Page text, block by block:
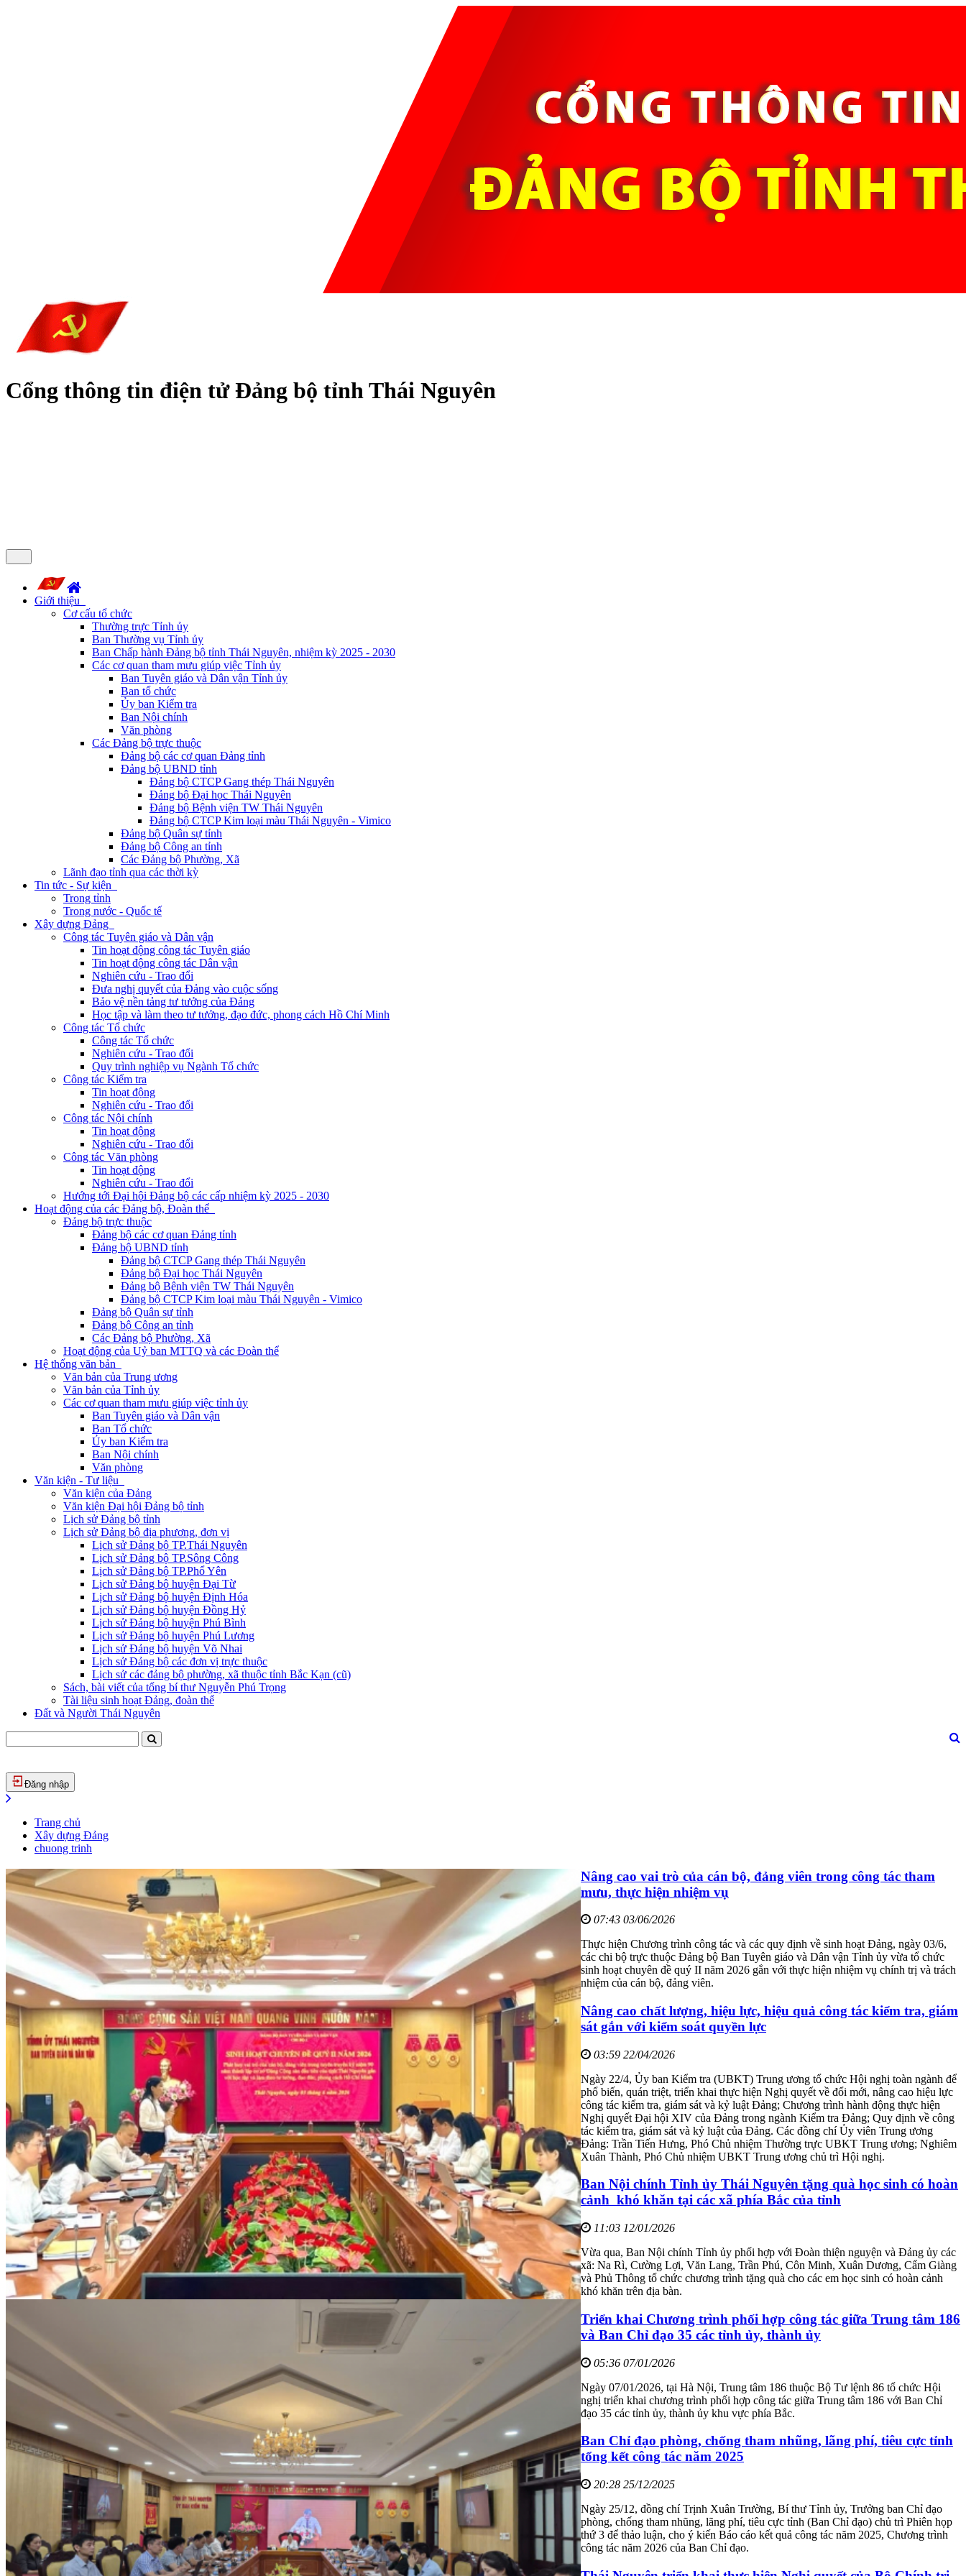
Cổng thông tin điện tử Đảng bộ tỉnh Thái Nguyên
Giới thiệu
Cơ cấu tổ chức
Thường trực Tỉnh ủy
Ban Thường vụ Tỉnh ủy
Ban Chấp hành Đảng bộ tỉnh Thái Nguyên, nhiệm kỳ 2025 - 2030
Các cơ quan tham mưu giúp việc Tỉnh ủy
Ban Tuyên giáo và Dân vận Tỉnh ủy
Ban tổ chức
Ủy ban Kiểm tra
Ban Nội chính
Văn phòng
Các Đảng bộ trực thuộc
Đảng bộ các cơ quan Đảng tỉnh
Đảng bộ UBND tỉnh
Đảng bộ CTCP Gang thép Thái Nguyên
Đảng bộ Đại học Thái Nguyên
Đảng bộ Bệnh viện TW Thái Nguyên
Đảng bộ CTCP Kim loại màu Thái Nguyên - Vimico
Đảng bộ Quân sự tỉnh
Đảng bộ Công an tỉnh
Các Đảng bộ Phường, Xã
Lãnh đạo tỉnh qua các thời kỳ
Tin tức - Sự kiện
Trong tỉnh
Trong nước - Quốc tế
Xây dựng Đảng
Công tác Tuyên giáo và Dân vận
Tin hoạt động công tác Tuyên giáo
Tin hoạt động công tác Dân vận
Nghiên cứu - Trao đổi
Đưa nghị quyết của Đảng vào cuộc sống
Bảo vệ nền tảng tư tưởng của Đảng
Học tập và làm theo tư tưởng, đạo đức, phong cách Hồ Chí Minh
Công tác Tổ chức
Công tác Tổ chức
Nghiên cứu - Trao đổi
Quy trình nghiệp vụ Ngành Tổ chức
Công tác Kiểm tra
Tin hoạt động
Nghiên cứu - Trao đổi
Công tác Nội chính
Tin hoạt động
Nghiên cứu - Trao đổi
Công tác Văn phòng
Tin hoạt động
Nghiên cứu - Trao đổi
Hướng tới Đại hội Đảng bộ các cấp nhiệm kỳ 2025 - 2030
Hoạt động của các Đảng bộ, Đoàn thể
Đảng bộ trực thuộc
Đảng bộ các cơ quan Đảng tỉnh
Đảng bộ UBND tỉnh
Đảng bộ CTCP Gang thép Thái Nguyên
Đảng bộ Đại học Thái Nguyên
Đảng bộ Bệnh viện TW Thái Nguyên
Đảng bộ CTCP Kim loại màu Thái Nguyên - Vimico
Đảng bộ Quân sự tỉnh
Đảng bộ Công an tỉnh
Các Đảng bộ Phường, Xã
Hoạt động của Uỷ ban MTTQ và các Đoàn thể
Hệ thống văn bản
Văn bản của Trung ương
Văn bản của Tỉnh ủy
Các cơ quan tham mưu giúp việc tỉnh ủy
Ban Tuyên giáo và Dân vận
Ban Tổ chức
Ủy ban Kiểm tra
Ban Nội chính
Văn phòng
Văn kiện - Tư liệu
Văn kiện của Đảng
Văn kiện Đại hội Đảng bộ tỉnh
Lịch sử Đảng bộ tỉnh
Lịch sử Đảng bộ địa phương, đơn vị
Lịch sử Đảng bộ TP.Thái Nguyên
Lịch sử Đảng bộ TP.Sông Công
Lịch sử Đảng bộ TP.Phổ Yên
Lịch sử Đảng bộ huyện Đại Từ
Lịch sử Đảng bộ huyện Định Hóa
Lịch sử Đảng bộ huyện Đồng Hỷ
Lịch sử Đảng bộ huyện Phú Bình
Lịch sử Đảng bộ huyện Phú Lương
Lịch sử Đảng bộ huyện Võ Nhai
Lịch sử Đảng bộ các đơn vị trực thuộc
Lịch sử các đảng bộ phường, xã thuộc tỉnh Bắc Kạn (cũ)
Sách, bài viết của tổng bí thư Nguyễn Phú Trọng
Tài liệu sinh hoạt Đảng, đoàn thể
Đất và Người Thái Nguyên
Đăng nhập
Trang chủ
Xây dựng Đảng
chuong trinh
Nâng cao vai trò của cán bộ, đảng viên trong công tác tham
mưu, thực hiện nhiệm vụ
07:43 03/06/2026
Thực hiện Chương trình công tác và các quy định về sinh hoạt Đảng, ngày 03/6,
các chi bộ trực thuộc Đảng bộ Ban Tuyên giáo và Dân vận Tỉnh ủy vừa tổ chức
sinh hoạt chuyên đề quý II năm 2026 gắn với thực hiện nhiệm vụ chính trị và trách
nhiệm của cán bộ, đảng viên.
Nâng cao chất lượng, hiệu lực, hiệu quả công tác kiểm tra, giám
sát gắn với kiểm soát quyền lực
03:59 22/04/2026
Ngày 22/4, Ủy ban Kiểm tra (UBKT) Trung ương tổ chức Hội nghị toàn ngành để
phổ biến, quán triệt, triển khai thực hiện Nghị quyết về đổi mới, nâng cao hiệu lực
công tác kiểm tra, giám sát và kỷ luật Đảng; Chương trình hành động thực hiện
Nghị quyết Đại hội XIV của Đảng trong ngành Kiểm tra Đảng; Quy định về công
tác kiểm tra, giám sát và kỷ luật của Đảng. Các đồng chí Ủy viên Trung ương
Đảng: Trần Tiến Hưng, Phó Chủ nhiệm Thường trực UBKT Trung ương; Nghiêm
Xuân Thành, Phó Chủ nhiệm UBKT Trung ương chủ trì Hội nghị.
Ban Nội chính Tỉnh ủy Thái Nguyên tặng quà học sinh có hoàn
cảnh khó khăn tại các xã phía Bắc của tỉnh
11:03 12/01/2026
Vừa qua, Ban Nội chính Tỉnh ủy phối hợp với Đoàn thiện nguyện và Đảng ủy các
xã: Na Rì, Cường Lợi, Văn Lang, Trần Phú, Côn Minh, Xuân Dương, Cẩm Giàng
và Phủ Thông tổ chức chương trình tặng quà cho các em học sinh có hoàn cảnh
khó khăn trên địa bàn.
Triển khai Chương trình phối hợp công tác giữa Trung tâm 186
và Ban Chỉ đạo 35 các tỉnh ủy, thành ủy
05:36 07/01/2026
Ngày 07/01/2026, tại Hà Nội, Trung tâm 186 thuộc Bộ Tư lệnh 86 tổ chức Hội
nghị triển khai chương trình phối hợp công tác giữa Trung tâm 186 với Ban Chỉ
đạo 35 các tỉnh ủy, thành ủy khu vực phía Bắc.
Ban Chỉ đạo phòng, chống tham nhũng, lãng phí, tiêu cực tỉnh
tổng kết công tác năm 2025
20:28 25/12/2025
Ngày 25/12, đồng chí Trịnh Xuân Trường, Bí thư Tỉnh ủy, Trưởng ban Chỉ đạo
phòng, chống tham nhũng, lãng phí, tiêu cực tỉnh (Ban Chỉ đạo) chủ trì Phiên họp
thứ 3 để thảo luận, cho ý kiến Báo cáo kết quả công tác năm 2025, Chương trình
công tác năm 2026 của Ban Chỉ đạo.